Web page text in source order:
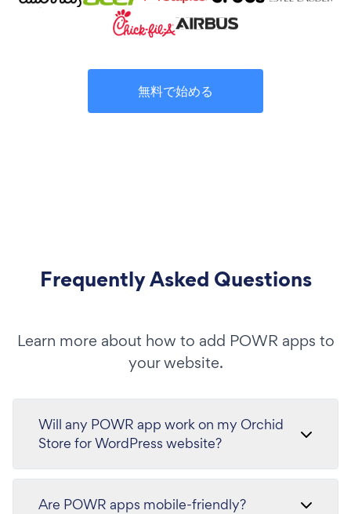
無料で始める
Frequently Asked Questions
Learn more about how to add POWR apps to
your website.
Will any POWR app work on my Orchid
Store for WordPress website?
Are POWR apps mobile-friendly?